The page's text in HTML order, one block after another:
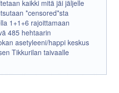
kaikki mitä jäi jäljelle
*censored*sta
1+1+6 rajoittamaan
485 hehtaarin
asetyleeni/happi keskus
Tikkurilan taivaalle